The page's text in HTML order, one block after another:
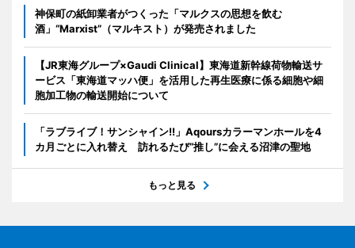
神保町の紙卸業者がつくった「マルクスの思想を飲む
酒」“Marxist”（マルキスト）が発売されました
【JR東海グループ×Gaudi Clinical】東海道新幹線荷物輸送サ
ービス「東海道マッハ便」を活用した再生医療に係る細胞や細
胞加工物の輸送開始について
「ラブライブ！サンシャイン!!」Aqoursカラーマンホールを4
カ月ごとに入れ替え 訪れるたび“推し”に会える沼津の聖地
もっと見る